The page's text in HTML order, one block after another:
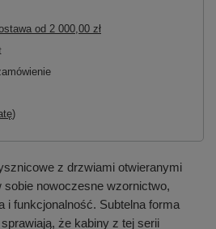
od 2 000,00 zł
)
z drzwiami otwieranymi
sobie nowoczesne wzornictwo,
i funkcjonalność. Subtelna forma
że kabiny z tej serii